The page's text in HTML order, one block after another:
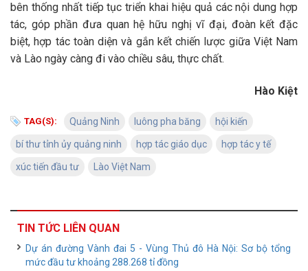
bên thống nhất tiếp tục triển khai hiệu quả các nội dung hợp
tác, góp phần đưa quan hệ hữu nghị vĩ đại, đoàn kết đặc
biệt, hợp tác toàn diện và gắn kết chiến lược giữa Việt Nam
và Lào ngày càng đi vào chiều sâu, thực chất.
Hào Kiệt
TAG(S): Quảng Ninh luông pha băng hội kiến
bí thư tỉnh ủy quảng ninh hợp tác giáo dục hợp tác y tế
xúc tiến đầu tư Lào Việt Nam
TIN TỨC LIÊN QUAN
Dự án đường Vành đai 5 - Vùng Thủ đô Hà Nội: Sơ bộ tổng
mức đầu tư khoảng 288.268 tỉ đồng